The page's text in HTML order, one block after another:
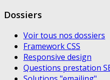
Dossiers
Voir tous nos dossiers
Framework CSS
Responsive design
Questions prestation